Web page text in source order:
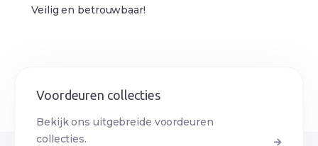
Veilig en betrouwbaar!
Voordeuren collecties
Bekijk ons uitgebreide voordeuren
collecties.